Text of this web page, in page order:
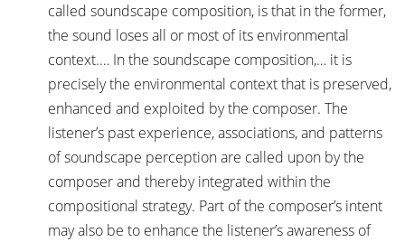
called soundscape composition, is that in the former,
the sound loses all or most of its environmental
context.… In the soundscape composition,… it is
precisely the environmental context that is preserved,
enhanced and exploited by the composer. The
listener’s past experience, associations, and patterns
of soundscape perception are called upon by the
composer and thereby integrated within the
compositional strategy. Part of the composer’s intent
may also be to enhance the listener’s awareness of